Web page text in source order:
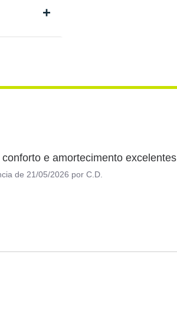
e amortecimento excelentes
de 21/05/2026 porC.D.